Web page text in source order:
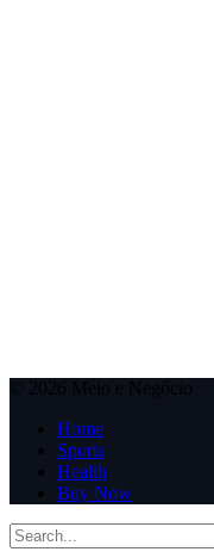
© 2026 Meio e Negócio
Home
Sports
Health
Buy Now